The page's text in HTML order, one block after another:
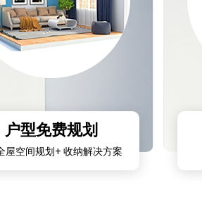
户型免费规划
屋空间规划+ 收纳解决方案